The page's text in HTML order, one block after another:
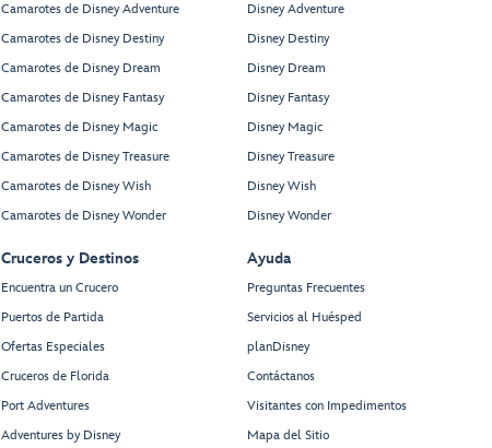
Camarotes de Disney Adventure
Camarotes de Disney Destiny
Camarotes de Disney Dream
Camarotes de Disney Fantasy
Camarotes de Disney Magic
Camarotes de Disney Treasure
Camarotes de Disney Wish
Camarotes de Disney Wonder
Cruceros y Destinos
Encuentra un Crucero
Puertos de Partida
Ofertas Especiales
Cruceros de Florida
Port Adventures
Adventures by Disney
Disney Adventure
Disney Destiny
Disney Dream
Disney Fantasy
Disney Magic
Disney Treasure
Disney Wish
Disney Wonder
Ayuda
Preguntas Frecuentes
Servicios al Huésped
planDisney
Contáctanos
Visitantes con Impedimentos
Mapa del Sitio